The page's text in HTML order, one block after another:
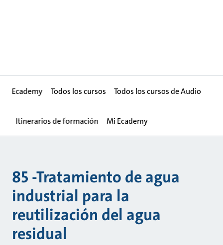
Ecademy Todos los cursos Todos los cursos de Audio
Itinerarios de formación Mi Ecademy
85 -Tratamiento de agua
industrial para la
reutilización del agua
residual